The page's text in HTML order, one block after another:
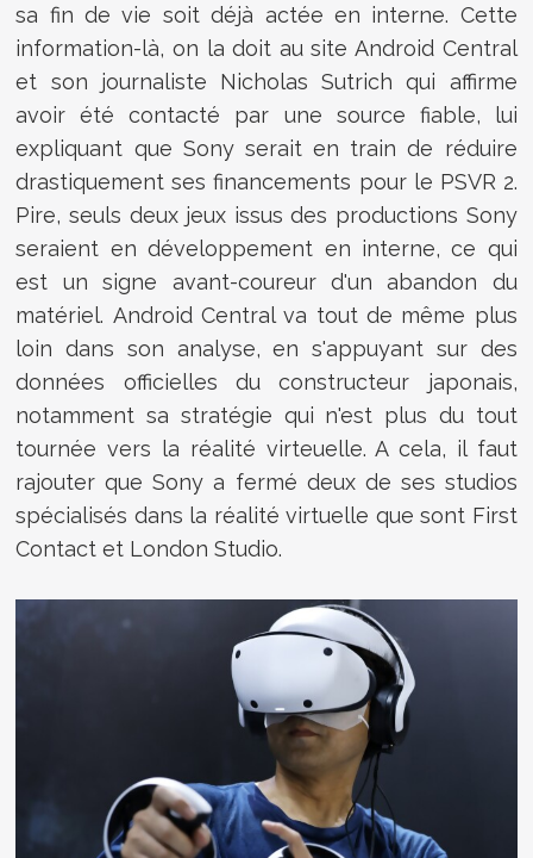
sa fin de vie soit déjà actée en interne. Cette
information-là, on la doit au site Android Central
et son journaliste Nicholas Sutrich qui affirme
avoir été contacté par une source fiable, lui
expliquant que Sony serait en train de réduire
drastiquement ses financements pour le PSVR 2.
Pire, seuls deux jeux issus des productions Sony
seraient en développement en interne, ce qui
est un signe avant-coureur d'un abandon du
matériel. Android Central va tout de même plus
loin dans son analyse, en s'appuyant sur des
données officielles du constructeur japonais,
notamment sa stratégie qui n'est plus du tout
tournée vers la réalité virteuelle. A cela, il faut
rajouter que Sony a fermé deux de ses studios
spécialisés dans la réalité virtuelle que sont First
Contact et London Studio.